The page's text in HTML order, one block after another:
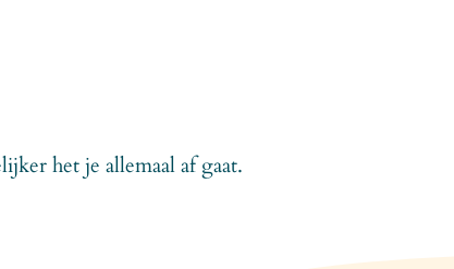
het je allemaal af gaat.